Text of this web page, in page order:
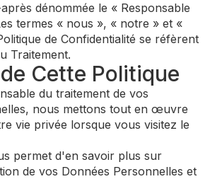
dénommée le « Responsable
termes « nous », « notre » et «
de Confidentialité se réfèrent
Traitement.
Cette Politique
du traitement de vos
nous mettons tout en œuvre
vie privée lorsque vous visitez le
permet d'en savoir plus sur
de vos Données Personnelles et